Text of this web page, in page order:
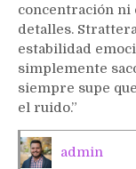
concentración ni
detalles.
estabilidad
simplemente
siempre supe
el ruido.”
admin